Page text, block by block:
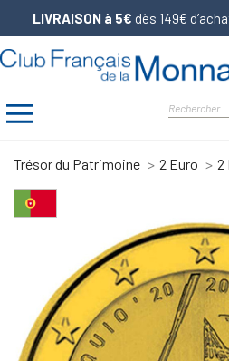
LIVRAISON à 5€ dès 149€
Trésor du Patrimoine 2 Euro 2